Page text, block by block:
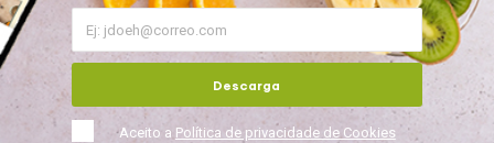
Aceito a Política de privacidade de Cookies
Descarga